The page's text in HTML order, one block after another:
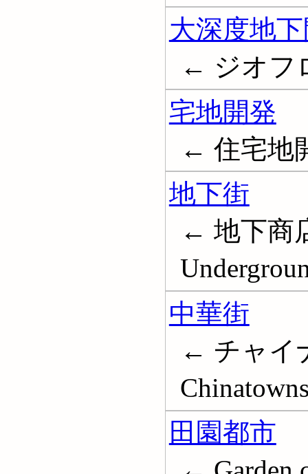
大深度地
← ジオフ
宅地開発
← 住宅地
地下街
← 地下商
中華街
← チャイ
田園都市